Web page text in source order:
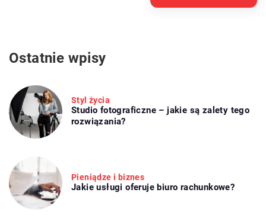
Ostatnie wpisy
Styl życia
Studio fotograficzne – jakie są zalety tego
rozwiązania?
Pieniądze i biznes
Jakie usługi oferuje biuro rachunkowe?